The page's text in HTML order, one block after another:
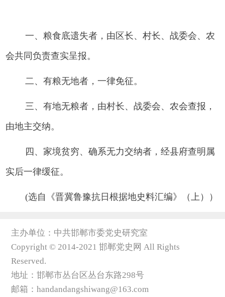
一、粮食底遗失者，由区长、村长、战委会、农
会共同负责查实呈报。
二、有粮无地者，一律免征。
三、有地无粮者，由村长、战委会、农会查报，
由地主交纳。
四、家境贫穷、确系无力交纳者，经县府查明属
实后一律缓征。
(选自《晋冀鲁豫抗日根据地史料汇编》（上））
主办单位：中共邯郸市委党史研究室
Copyright © 2014-2021 邯郸党史网 All Rights
Reserved.
地址：邯郸市丛台区丛台东路298号
邮箱：handandangshiwang@163.com